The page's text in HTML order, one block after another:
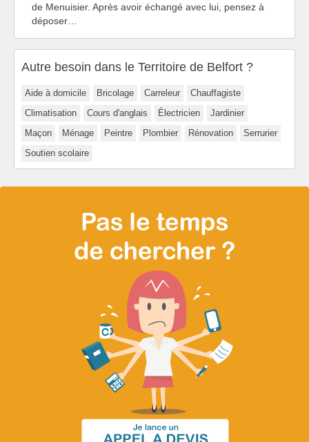
de Menuisier. Après avoir échangé avec lui, pensez à
déposer…
Autre besoin dans le Territoire de Belfort ?
Aide à domicile Bricolage Carreleur
Chauffagiste
Climatisation
Cours d'anglais Électricien
Jardinier
Maçon
Ménage Peintre Plombier Rénovation
Serrurier
Soutien scolaire